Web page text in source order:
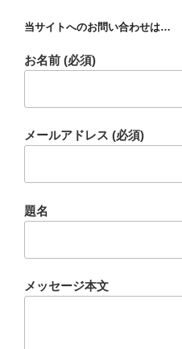
当サイトへのお問い合わせは…
お名前 (必須)
メールアドレス (必須)
題名
メッセージ本文